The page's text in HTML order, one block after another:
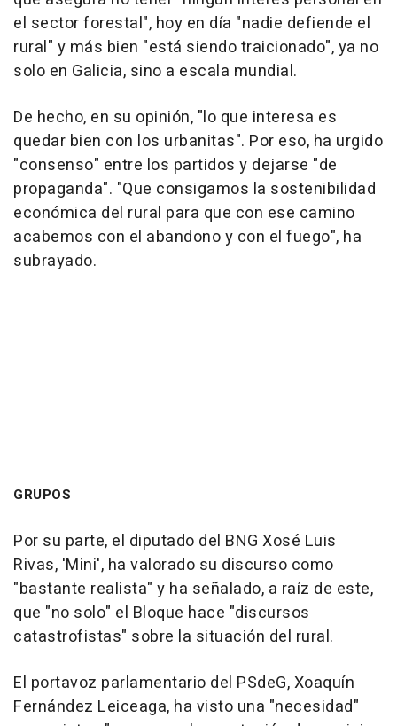
el sector forestal", hoy en día "nadie defiende el
rural" y más bien "está siendo traicionado", ya no
solo en Galicia, sino a escala mundial.
De hecho, en su opinión, "lo que interesa es
quedar bien con los urbanitas". Por eso, ha urgido
"consenso" entre los partidos y dejarse "de
propaganda". "Que consigamos la sostenibilidad
económica del rural para que con ese camino
acabemos con el abandono y con el fuego", ha
subrayado.
GRUPOS
Por su parte, el diputado del BNG Xosé Luis
Rivas, 'Mini', ha valorado su discurso como
"bastante realista" y ha señalado, a raíz de este,
que "no solo" el Bloque hace "discursos
catastrofistas" sobre la situación del rural.
El portavoz parlamentario del PSdeG, Xoaquín
Fernández Leiceaga, ha visto una "necesidad"